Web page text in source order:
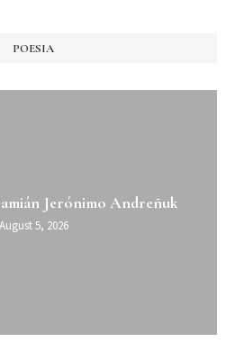
POESIA
Jerónimo Andreñuk
August 5, 2026